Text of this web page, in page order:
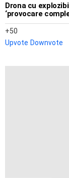
Drona cu
‘provocare
50
Upvote Downvote